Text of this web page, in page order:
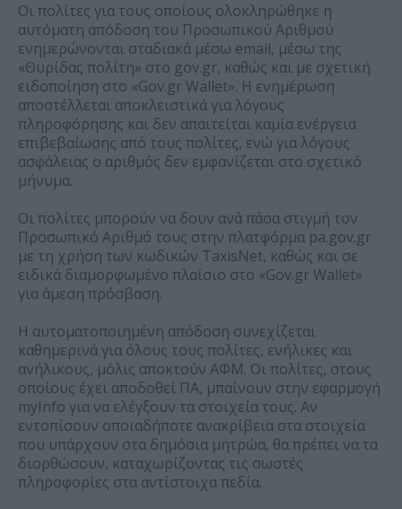
Οι πολίτες για τους οποίους ολοκληρώθηκε η
αυτόματη απόδοση του Προσωπικού Αριθμού
ενημερώνονται σταδιακά μέσω email, μέσω της
«Θυρίδας πολίτη» στο gov.gr, καθώς και με σχετική
ειδοποίηση στο «Gov.gr Wallet». Η ενημέρωση
αποστέλλεται αποκλειστικά για λόγους
πληροφόρησης και δεν απαιτείται καμία ενέργεια
επιβεβαίωσης από τους πολίτες, ενώ για λόγους
ασφάλειας ο αριθμός δεν εμφανίζεται στο σχετικό
μήνυμα.
Οι πολίτες μπορούν να δουν ανά πάσα στιγμή τον
Προσωπικό Αριθμό τους στην πλατφόρμα pa.gov.gr
με τη χρήση των κωδικών TaxisNet, καθώς και σε
ειδικά διαμορφωμένο πλαίσιο στο «Gov.gr Wallet»
για άμεση πρόσβαση.
Η αυτοματοποιημένη απόδοση συνεχίζεται
καθημερινά για όλους τους πολίτες, ενήλικες και
ανήλικους, μόλις αποκτούν ΑΦΜ. Οι πολίτες, στους
οποίους έχει αποδοθεί ΠΑ, μπαίνουν στην εφαρμογή
myInfo για να ελέγξουν τα στοιχεία τους. Αν
εντοπίσουν οποιαδήποτε ανακρίβεια στα στοιχεία
που υπάρχουν στα δημόσια μητρώα, θα πρέπει να τα
διορθώσουν, καταχωρίζοντας τις σωστές
πληροφορίες στα αντίστοιχα πεδία.